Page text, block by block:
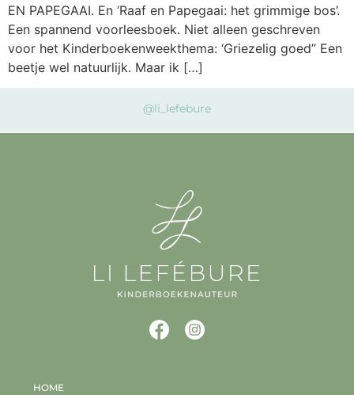
EN PAPEGAAI. En ‘Raaf en Papegaai: het grimmige bos’.
Een spannend voorleesboek. Niet alleen geschreven
voor het Kinderboekenweekthema: ‘Griezelig goed” Een
beetje wel natuurlijk. Maar ik […]
@li_lefebure
HOME